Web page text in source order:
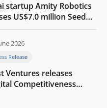
startup Amity Robotics
US$7.0 million Seed
to build a globally
2026
Release
Ventures releases
Competitiveness